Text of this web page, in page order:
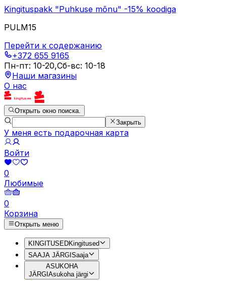
Kingituspakk "Puhkuse mõnu" -15% koodiga
PULM15
Перейти к содержанию
+372 655 9165
Пн-пт: 10-20,Сб-вс: 10-18
Наши магазины
О нас
Открыть окно поиска.
Закрыть
У меня есть подарочная карта
Войти
0
Любимые
0
Корзина
Открыть меню
KINGITUSEDKingitused
SAAJA JÄRGISaaja
ASUKOHA
JÄRGI Asukoha järgi